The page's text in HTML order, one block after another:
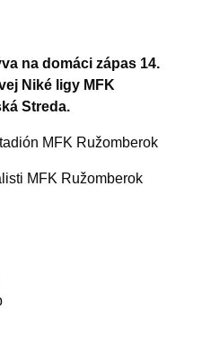
na domáci zápas 14.
Niké ligy MFK
Streda.
MFK Ružomberok
MFK Ružomberok